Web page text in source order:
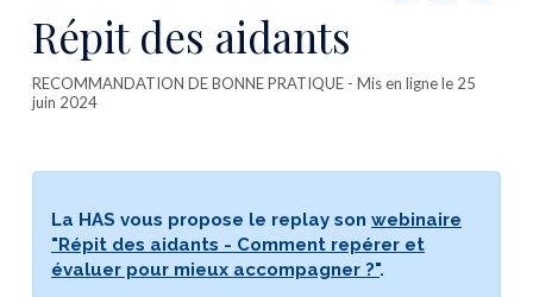
cette
Répit des aidants
RECOMMANDATION DE BONNE PRATIQUE - Mis en ligne le 25
juin 2024
La HAS vous propose le replay son webinaire
"Répit des aidants - Comment repérer et
évaluer pour mieux accompagner ?".